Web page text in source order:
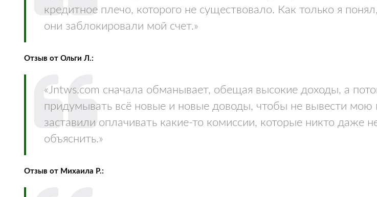
кредитное плечо, которого не существовало. Как только я
они заблокировали мой счет.»
Отзыв от Ольги Л.:
«Jntws.com сначала обманывает, обещая высокие доходы, а
придумывать всё новые и новые доводы, чтобы не вывести
заставили оплачивать какие-то комиссии, которые никто даже
объяснить.»
Отзыв от Михаила Р.: